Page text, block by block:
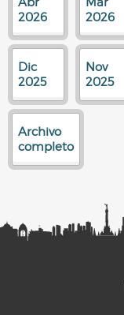
2026
2026
Dic
2025
Nov
2025
Archivo
completo